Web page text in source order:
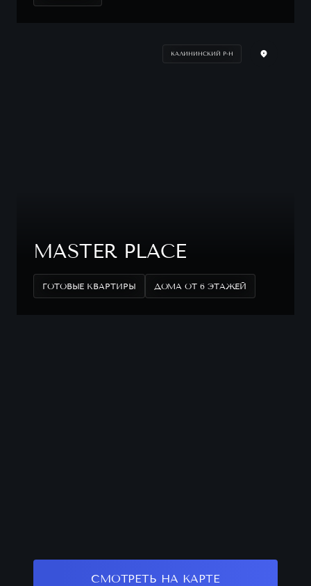
КАЛИНИНСКИЙ Р-Н
MASTER PLACE
ГОТОВЫЕ КВАРТИРЫ ДОМА ОТ 6 ЭТАЖЕЙ
СМОТРЕТЬ НА КАРТЕ